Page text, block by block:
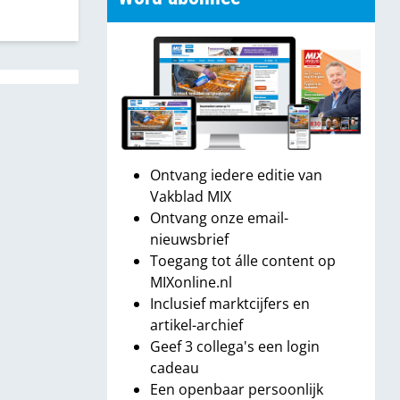
Ontvang iedere editie van
Vakblad MIX
Ontvang onze email-
nieuwsbrief
Toegang tot álle content op
MIXonline.nl
Inclusief marktcijfers en
artikel-archief
Geef 3 collega's een login
cadeau
Een openbaar persoonlijk